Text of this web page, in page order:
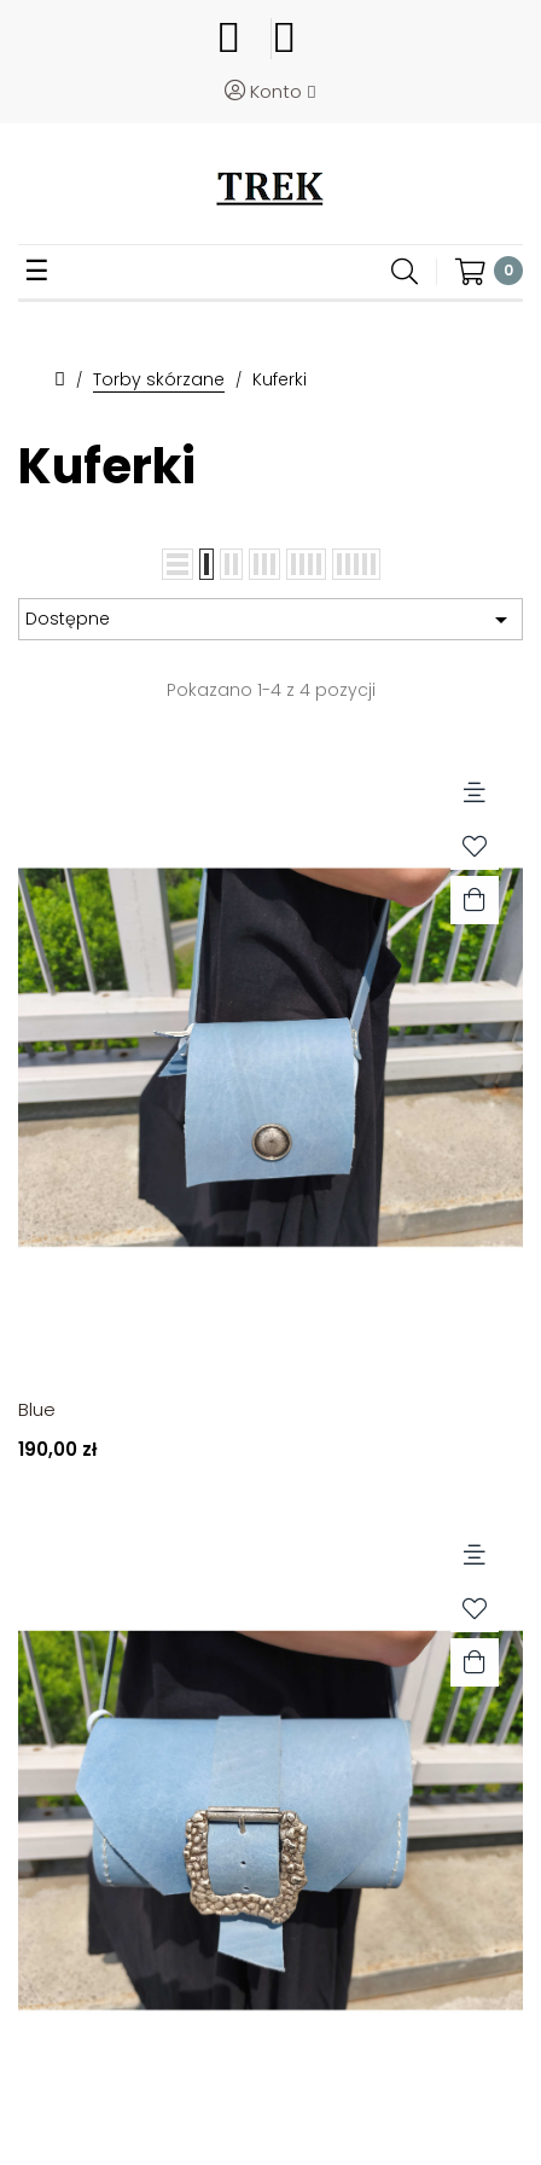
Konto
Toggle
☰ 0
Torby skórzane Kuferki
Kuferki
Dostępne 
Pokazano 1-4 z 4 pozycji
Blue
190,00 zł